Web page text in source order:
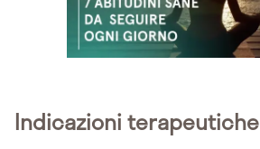
Indicazioni terapeutiche